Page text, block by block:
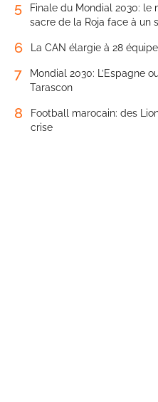
5
Finale du Mondial 2030: le
sacre de la Roja face à un
6 La CAN élargie à 28
7
Mondial 2030: L’Espagne
Tarascon
8
Football marocain: des
crise